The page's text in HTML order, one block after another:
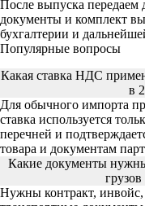
После выпуска
документы и комплект
бухгалтерии и
Популярные вопросы
Какая ставка НДС
в
Для обычного импорта
ставка используется
перечней и
товара и документам
Какие документы
Нужны контракт,